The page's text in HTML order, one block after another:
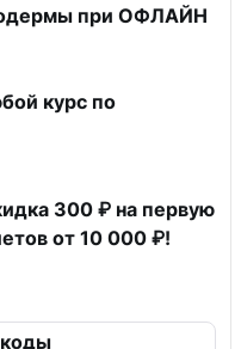
при ОФЛАЙН
курс по
300 ₽ на первую
от 10 000 ₽!